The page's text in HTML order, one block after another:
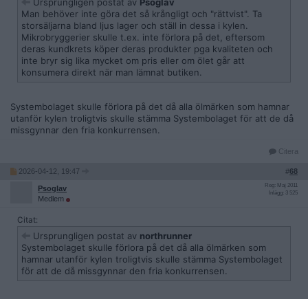
Man behöver inte göra det så krångligt och "rättvist". Ta
storsäljarna bland ljus lager och ställ in dessa i kylen.
Mikrobryggerier skulle t.ex. inte förlora på det, eftersom
deras kundkrets köper deras produkter pga kvaliteten och
inte bryr sig lika mycket om pris eller om ölet går att
konsumera direkt när man lämnat butiken.
Systembolaget skulle förlora på det då alla ölmärken som hamnar
utanför kylen troligtvis skulle stämma Systembolaget för att de då
missgynnar den fria konkurrensen.
Citera
2026-04-12, 19:47 #68
Psoglav
Medlem
Reg: Maj 2011
Inlägg: 3 525
Citat:
Ursprungligen postat av northrunner
Systembolaget skulle förlora på det då alla ölmärken som
hamnar utanför kylen troligtvis skulle stämma Systembolaget
för att de då missgynnar den fria konkurrensen.